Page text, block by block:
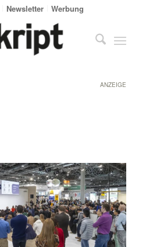
Newsletter Werbung
ANZEIGE